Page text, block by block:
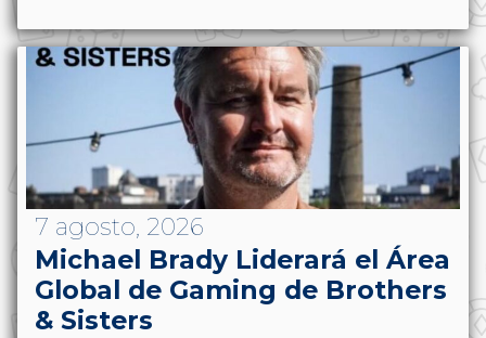
7 agosto, 2026
Michael Brady Liderará el Área
Global de Gaming de Brothers
& Sisters